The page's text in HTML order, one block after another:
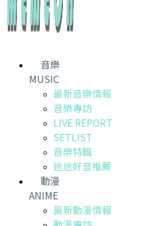
音樂
MUSIC
最新音樂情報
音樂專訪
LIVE REPORT
SETLIST
音樂特輯
迷迷好音推薦
動漫
ANIME
最新動漫情報